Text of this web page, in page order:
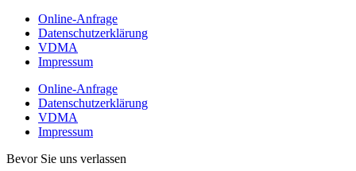
Online-Anfrage
Datenschutzerklärung
VDMA
Impressum
Online-Anfrage
Datenschutzerklärung
VDMA
Impressum
Bevor Sie uns verlassen